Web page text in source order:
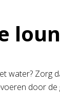
water? Zorg
door